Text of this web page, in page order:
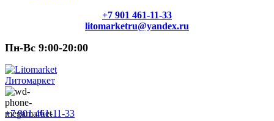
+7 901 461-11-33
litomarketru@yandex.ru
Пн-Вс 9:00-20:00
+7 901 461-11-33